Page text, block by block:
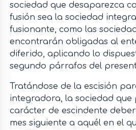
sociedad que desaparezca
fusión sea la sociedad
fusionante, como las
encontrarán obligadas al
diferido, aplicando lo
segundo párrafos del
Tratándose de la escisión
integradora, la sociedad que
carácter de escindente
mes siguiente a aquél en el